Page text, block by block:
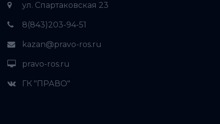
ул. Спартаковская 23
8(843)203-94-51
kazan@pravo-ros.ru
pravo-ros.ru
ГК "ПРАВО"